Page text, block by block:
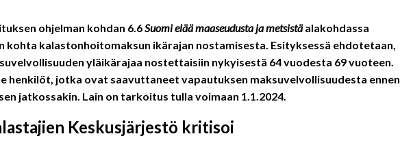
ohjelman kohdan 6.6Suomi elää maaseudusta ja metsistäalakohdassa
kohta kalastonhoitomaksun ikärajan nostamisesta. Esityksessä ehdotetaan,
yläikärajaa nostettaisiin nykyisestä 64 vuodesta 69 vuoteen.
henkilöt, jotka ovat saavuttaneet vapautuksen maksuvelvollisuudesta ennen
jatkossakin. Lain on tarkoitus tulla voimaan 1.1.2024.
Keskusjärjestö kritisoi